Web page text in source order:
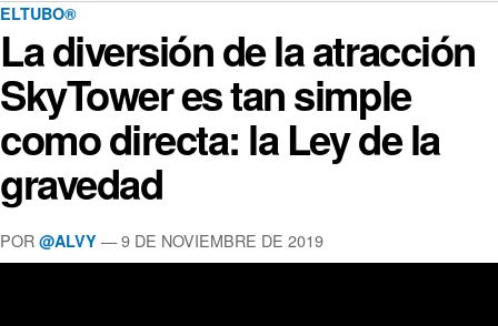
ELTUBO®
La diversión de la atracción
SkyTower es tan simple
como directa: la Ley de la
gravedad
POR @ALVY —9 DE NOVIEMBRE DE 2019